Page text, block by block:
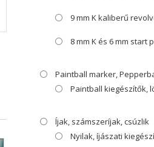
9 mm K kaliberű
8 mm K és 6 mm start
Paintball marker,
Paintball kiegészítők,
Íjak, számszeríjak, csúzlik
Nyilak, íjászati